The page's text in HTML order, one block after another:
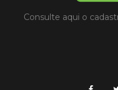
Consulte aqui o